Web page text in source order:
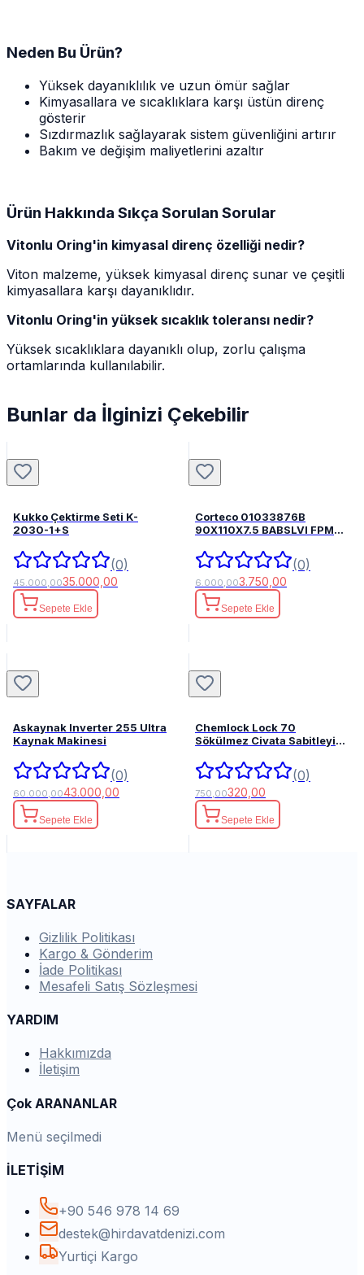
Neden Bu Ürün?
Yüksek dayanıklılık ve uzun ömür sağlar
Kimyasallara ve sıcaklıklara karşı üstün direnç
gösterir
Sızdırmazlık sağlayarak sistem güvenliğini artırır
Bakım ve değişim maliyetlerini azaltır
Ürün Hakkında Sıkça Sorulan Sorular
Vitonlu Oring'in kimyasal direnç özelliği nedir?
Viton malzeme, yüksek kimyasal direnç sunar ve çeşitli
kimyasallara karşı dayanıklıdır.
Vitonlu Oring'in yüksek sıcaklık toleransı nedir?
Yüksek sıcaklıklara dayanıklı olup, zorlu çalışma
ortamlarında kullanılabilir.
Bunlar da İlginizi Çekebilir
Kukko Çektirme Seti K-
2030-1+S
(0)
45.000,0035.000,00
Sepete Ekle
Corteco 01033876B
90X110X7.5 BABSLVI FPM
(0)
6.000,003.750,00
Sepete Ekle
Askaynak Inverter 255 Ultra
Kaynak Makinesi
(0)
60.000,0043.000,00
Sepete Ekle
Chemlock Lock 70
Sökülmez Civata Sabitleyici
(0)
750,00320,00
Sepete Ekle
SAYFALAR
Gizlilik Politikası
Kargo & Gönderim
İade Politikası
Mesafeli Satış Sözleşmesi
YARDIM
Hakkımızda
İletişim
Çok ARANANLAR
Menü seçilmedi
İLETİŞİM
+90 546 978 14 69
destek@hirdavatdenizi.com
Yurtiçi Kargo